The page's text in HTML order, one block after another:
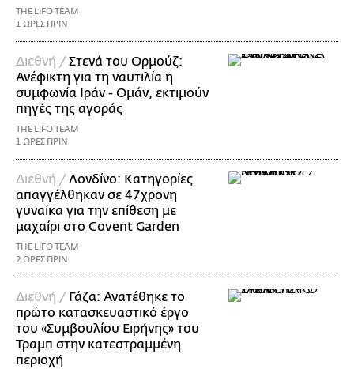
THE LIFO TEAM
1 ΩΡΕΣ ΠΡΙΝ
Διεθνή / Στενά του Ορμούζ:
Ανέφικτη για τη ναυτιλία η
συμφωνία Ιράν - Ομάν, εκτιμούν
πηγές της αγοράς
THE LIFO TEAM
1 ΩΡΕΣ ΠΡΙΝ
Διεθνή / Λονδίνο: Κατηγορίες
απαγγέλθηκαν σε 47χρονη
γυναίκα για την επίθεση με
μαχαίρι στο Covent Garden
THE LIFO TEAM
2 ΩΡΕΣ ΠΡΙΝ
Διεθνή / Γάζα: Ανατέθηκε το
πρώτο κατασκευαστικό έργο
του «Συμβουλίου Ειρήνης» του
Τραμπ στην κατεστραμμένη
περιοχή